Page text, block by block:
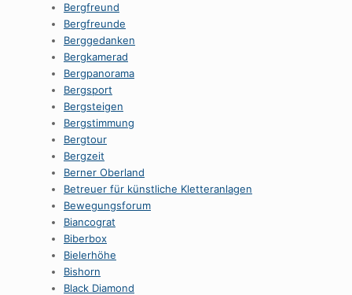
Bergfreund
Bergfreunde
Berggedanken
Bergkamerad
Bergpanorama
Bergsport
Bergsteigen
Bergstimmung
Bergtour
Bergzeit
Berner Oberland
Betreuer für künstliche Kletteranlagen
Bewegungsforum
Biancograt
Biberbox
Bielerhöhe
Bishorn
Black Diamond